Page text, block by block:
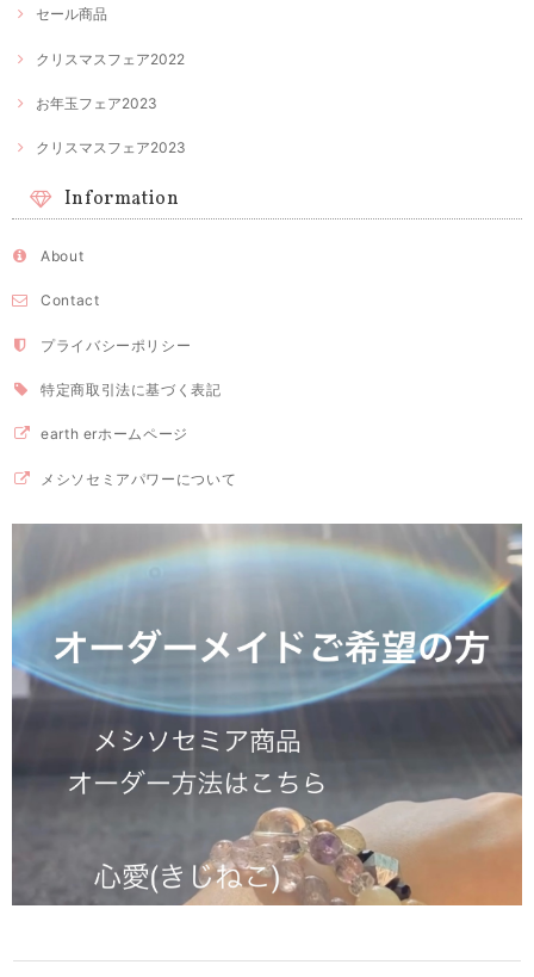
セール商品
クリスマスフェア2022
お年玉フェア2023
クリスマスフェア2023
Information
About
Contact
プライバシーポリシー
特定商取引法に基づく表記
earth erホームページ
メシソセミアパワーについて